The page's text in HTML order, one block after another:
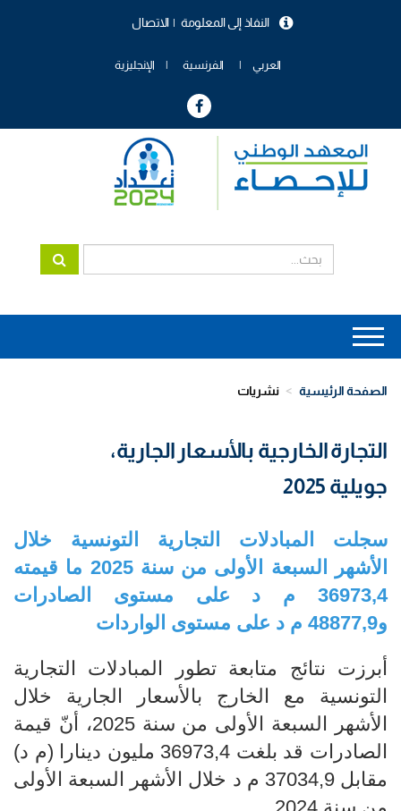
الاتصال النفاذ إلى المعلومة
العربي الفرنسية الإنجليزية
Main
navigation
الصفحة الرئيسية نشريات
التجارة الخارجية بالأسعار الجارية،
جويلية 2025
سجلت المبادلات التجارية التونسية خلال
الأشهر السبعة الأولى من سنة 2025 ما قيمته
36973,4 م د على مستوى الصادرات
و48877,9 م د على مستوى الواردات
أبرزت نتائج متابعة تطور المبادلات التجارية
التونسية مع الخارج بالأسعار الجارية خلال
الأشهر السبعة الأولى من سنة 2025، أنّ قيمة
الصادرات قد بلغت 36973,4 مليون دينارا (م د)
مقابل 37034,9 م د خلال الأشهر السبعة الأولى